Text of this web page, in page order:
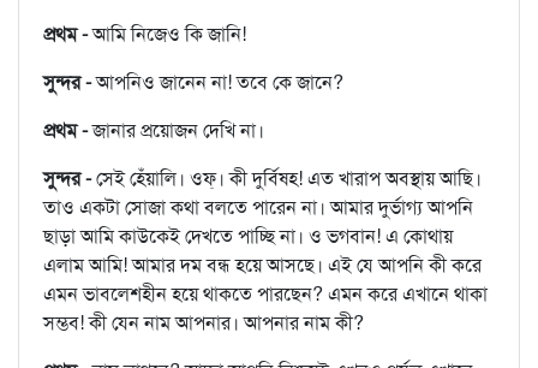
প্রথম -আমি নিজেও কি জানি!
সুন্দর -আপনিও জানেন না! তবে কে জানে?
প্রথম -জানার প্রয়োজন দেখি না।
সুন্দর -সেই হেঁয়ালি। ওফ্‌। কী দুর্বিষহ! এত খারাপ অবস্থায় আছি।
তাও একটা সোজা কথা বলতে পারেন না। আমার দুর্ভাগ্য আপনি
ছাড়া আমি কাউকেই দেখতে পাচ্ছি না। ও ভগবান! এ কোথায়
এলাম আমি! আমার দম বন্ধ হয়ে আসছে। এই যে আপনি কী করে
এমন ভাবলেশহীন হয়ে থাকতে পারছেন? এমন করে এখানে থাকা
সম্ভব! কী যেন নাম আপনার। আপনার নাম কী?